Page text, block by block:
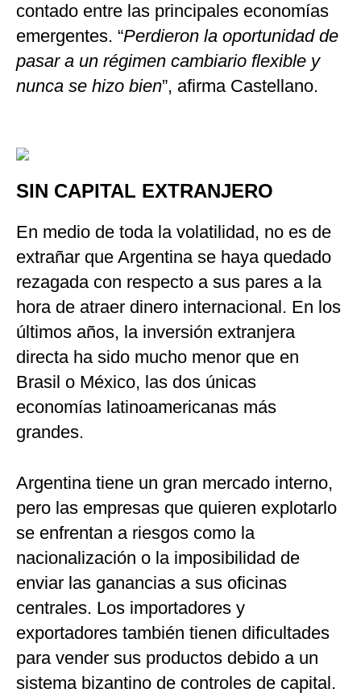
contado entre las principales economías
emergentes. “Perdieron la oportunidad de
pasar a un régimen cambiario flexible y
nunca se hizo bien”, afirma Castellano.
SIN CAPITAL EXTRANJERO
En medio de toda la volatilidad, no es de
extrañar que Argentina se haya quedado
rezagada con respecto a sus pares a la
hora de atraer dinero internacional. En los
últimos años, la inversión extranjera
directa ha sido mucho menor que en
Brasil o México, las dos únicas
economías latinoamericanas más
grandes.
Argentina tiene un gran mercado interno,
pero las empresas que quieren explotarlo
se enfrentan a riesgos como la
nacionalización o la imposibilidad de
enviar las ganancias a sus oficinas
centrales. Los importadores y
exportadores también tienen dificultades
para vender sus productos debido a un
sistema bizantino de controles de capital.